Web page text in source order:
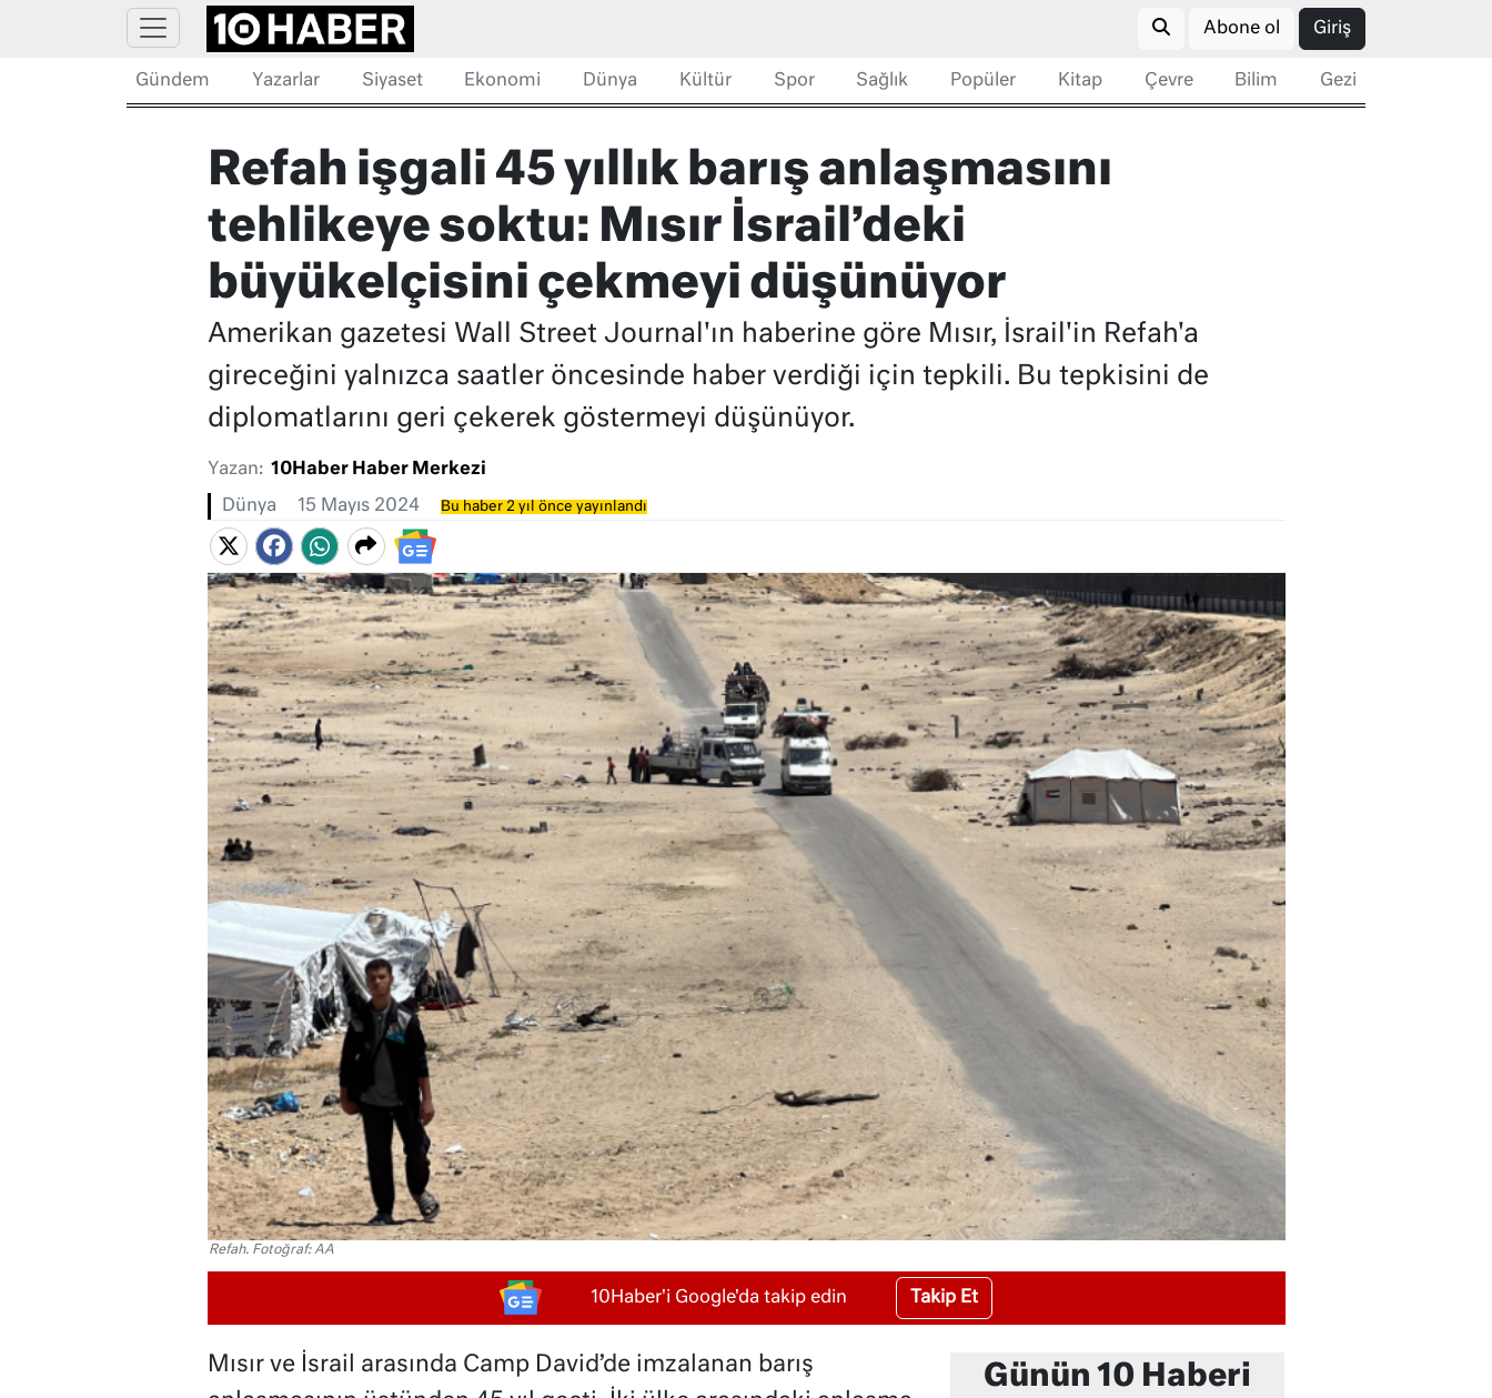
Abone ol Giriş
Gündem Yazarlar Siyaset Ekonomi Dünya Kültür Spor Sağlık Popüler Kitap Çevre Bilim Gezi
Refah işgali 45 yıllık barış anlaşmasını
tehlikeye soktu: Mısır İsrail’deki
büyükelçisini çekmeyi düşünüyor
Amerikan gazetesi Wall Street Journal'ın haberine göre Mısır, İsrail'in Refah'a
gireceğini yalnızca saatler öncesinde haber verdiği için tepkili. Bu tepkisini de
diplomatlarını geri çekerek göstermeyi düşünüyor.
Yazan: 10Haber Haber Merkezi
Dünya 15 Mayıs 2024 Bu haber 2 yıl önce yayınlandı
Refah. Fotoğraf: AA
10Haber'i Google'da takip edin Takip Et
Mısır ve İsrail arasında Camp David’de imzalanan barış
Günün 10 Haberi